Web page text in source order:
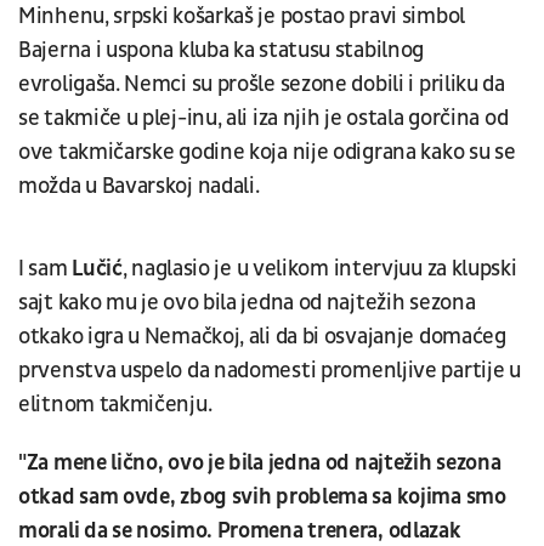
Minhenu, srpski košarkaš je postao pravi simbol
Bajerna i uspona kluba ka statusu stabilnog
evroligaša. Nemci su prošle sezone dobili i priliku da
se takmiče u plej-inu, ali iza njih je ostala gorčina od
ove takmičarske godine koja nije odigrana kako su se
možda u Bavarskoj nadali.
I sam Lučić, naglasio je u velikom intervjuu za klupski
sajt kako mu je ovo bila jedna od najtežih sezona
otkako igra u Nemačkoj, ali da bi osvajanje domaćeg
prvenstva uspelo da nadomesti promenljive partije u
elitnom takmičenju.
"Za mene lično, ovo je bila jedna od najtežih sezona
otkad sam ovde, zbog svih problema sa kojima smo
morali da se nosimo. Promena trenera, odlazak